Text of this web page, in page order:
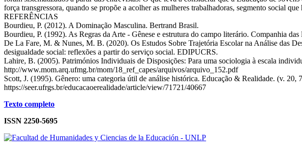
força transgressora, quando se propõe a acolher as mulheres trabalhadoras, segmento social
REFERÊNCIAS
Bourdieu, P. (2012). A Dominação Masculina. Bertrand Brasil.
Bourdieu, P. (1992). As Regras da Arte - Gênese e estrutura do campo literário. Companhia das
De La Fare, M. & Nunes, M. B. (2020). Os Estudos Sobre Trajetória Escolar na Análise das
desigualdade social: reflexões a partir do serviço social. EDIPUCRS.
Lahire, B. (2005). Patrimónios Individuais de Disposições: Para uma sociologia à escala
http://www.mom.arq.ufmg.br/mom/18_ref_capes/arquivos/arquivo_152.pdf
Scott, J. (1995). Gênero: uma categoria útil de análise histórica. Educação & Realidade. (v. 20,
https://seer.ufrgs.br/educacaoerealidade/article/view/71721/40667
Texto completo
ISSN 2250-5695